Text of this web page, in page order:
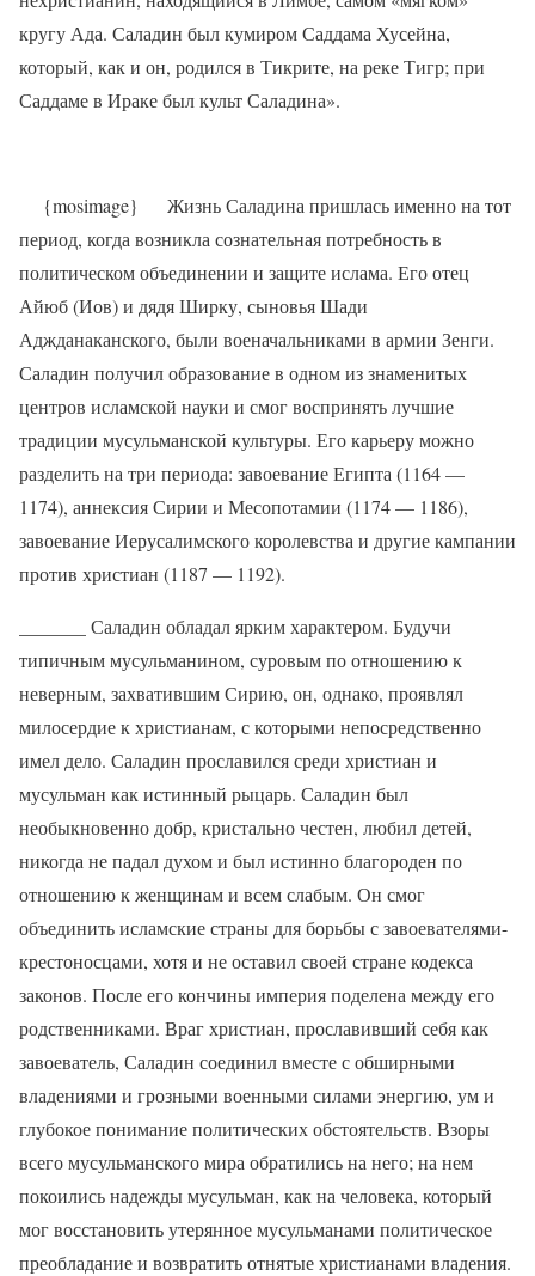
кругу Ада. Саладин был кумиром Саддама Хусейна,
который, как и он, родился в Тикрите, на реке Тигр; при
Саддаме в Ираке был культ Саладина».
{mosimage} Жизнь Саладина пришлась именно на тот
период, когда возникла сознательная потребность в
политическом объединении и защите ислама. Его отец
Айюб (Иов) и дядя Ширку, сыновья Шади
Аджданаканского, были военачальниками в армии Зенги.
Саладин получил образование в одном из знаменитых
центров исламской науки и смог воспринять лучшие
традиции мусульманской культуры. Его карьеру можно
разделить на три периода: завоевание Египта (1164 —
1174), аннексия Сирии и Месопотамии (1174 — 1186),
завоевание Иерусалимского королевства и другие кампании
против христиан (1187 — 1192).
_______ Саладин обладал ярким характером. Будучи
типичным мусульманином, суровым по отношению к
неверным, захватившим Сирию, он, однако, проявлял
милосердие к христианам, с которыми непосредственно
имел дело. Саладин прославился среди христиан и
мусульман как истинный рыцарь. Саладин был
необыкновенно добр, кристально честен, любил детей,
никогда не падал духом и был истинно благороден по
отношению к женщинам и всем слабым. Он смог
объединить исламские страны для борьбы с завоевателями-
крестоносцами, хотя и не оставил своей стране кодекса
законов. После его кончины империя поделена между его
родственниками. Враг христиан, прославивший себя как
завоеватель, Саладин соединил вместе с обширными
владениями и грозными военными силами энергию, ум и
глубокое понимание политических обстоятельств. Взоры
всего мусульманского мира обратились на него; на нем
покоились надежды мусульман, как на человека, который
мог восстановить утерянное мусульманами политическое
преобладание и возвратить отнятые христианами владения.